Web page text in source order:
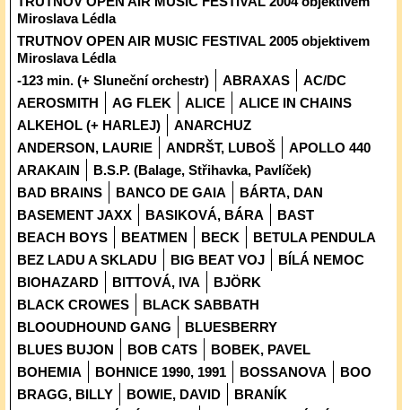
Miroslava Lédla
TRUTNOV OPEN AIR MUSIC FESTIVAL 2005 objektivem
Miroslava Lédla
-123 min. (+ Sluneční orchestr)
ABRAXAS
AC/DC
AEROSMITH
AG FLEK ALICE
ALICE IN CHAINS
ALKEHOL (+ HARLEJ)
ANARCHUZ
ANDERSON, LAURIE
ANDRŠT, LUBOŠ
APOLLO 440
ARAKAIN
B.S.P. (Balage, Střihavka, Pavlíček)
BAD BRAINS
BANCO DE GAIA
BÁRTA, DAN
BASEMENT JAXX
BASIKOVÁ, BÁRA
BAST
BEACH BOYS
BEATMEN BECK
BETULA PENDULA
BEZ LADU A SKLADU
BIG BEAT VOJ
BÍLÁ NEMOC
BIOHAZARD
BITTOVÁ, IVA
BJÖRK
BLACK CROWES
BLACK SABBATH
BLOOUDHOUND GANG
BLUESBERRY
BLUES BUJON
BOB CATS
BOBEK, PAVEL
BOHEMIA
BOHNICE 1990, 1991 BOSSANOVA
BOO
BRAGG, BILLY
BOWIE, DAVID
BRANÍK